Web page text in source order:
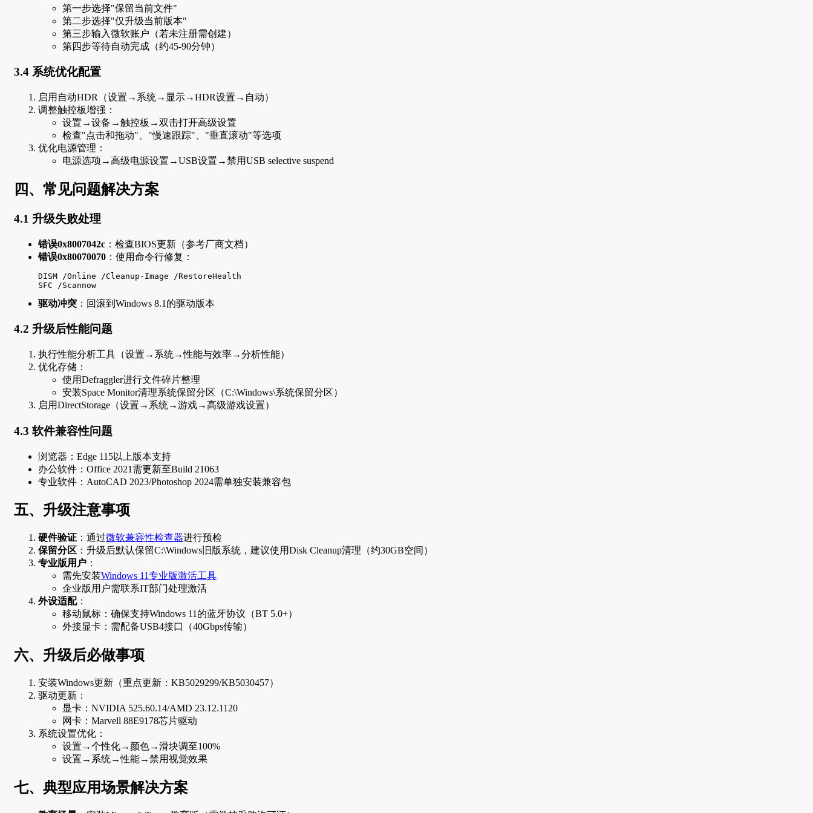
第一步选择"保留当前文件"
第二步选择"仅升级当前版本"
第三步输入微软账户（若未注册需创建）
第四步等待自动完成（约45-90分钟）
3.4 系统优化配置
启用自动HDR（设置→系统→显示→HDR设置→自动）
调整触控板增强：
设置→设备→触控板→双击打开高级设置
检查"点击和拖动"、"慢速跟踪"、"垂直滚动"等选项
优化电源管理：
电源选项→高级电源设置→USB设置→禁用USB selective suspend
四、常见问题解决方案
4.1 升级失败处理
错误0x8007042c ：检查BIOS更新（参考厂商文档）
错误0x80070070 ：使用命令行修复：
DISM /Online /Cleanup-Image /RestoreHealth
SFC /Scannow
驱动冲突 ：回滚到Windows 8.1的驱动版本
4.2 升级后性能问题
执行性能分析工具（设置→系统→性能与效率→分析性能）
优化存储：
使用Defraggler进行文件碎片整理
安装Space Monitor清理系统保留分区（C:\Windows\系统保留分区）
启用DirectStorage（设置→系统→游戏→高级游戏设置）
4.3 软件兼容性问题
浏览器：Edge 115以上版本支持
办公软件：Office 2021需更新至Build 21063
专业软件：AutoCAD 2023/Photoshop 2024需单独安装兼容包
五、升级注意事项
硬件验证 ：通过微软兼容性检查器进行预检
保留分区 ：升级后默认保留C:\Windows旧版系统，建议使用Disk Cleanup清理（约30GB空间）
专业版用户 ：
需先安装Windows 11专业版激活工具
企业版用户需联系IT部门处理激活
外设适配：
移动鼠标：确保支持Windows 11的蓝牙协议（BT 5.0+）
外接显卡：需配备USB4接口（40Gbps传输）
六、升级后必做事项
安装Windows更新（重点更新：KB5029299/KB5030457）
驱动更新：
显卡：NVIDIA 525.60.14/AMD 23.12.1120
网卡：Marvell 88E9178芯片驱动
系统设置优化：
设置→个性化→颜色→滑块调至100%
设置→系统→性能→禁用视觉效果
七、典型应用场景解决方案